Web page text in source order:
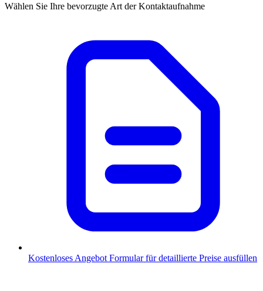
Wählen Sie Ihre bevorzugte Art der Kontaktaufnahme
Kostenloses Angebot Formular für detaillierte Preise ausfüllen